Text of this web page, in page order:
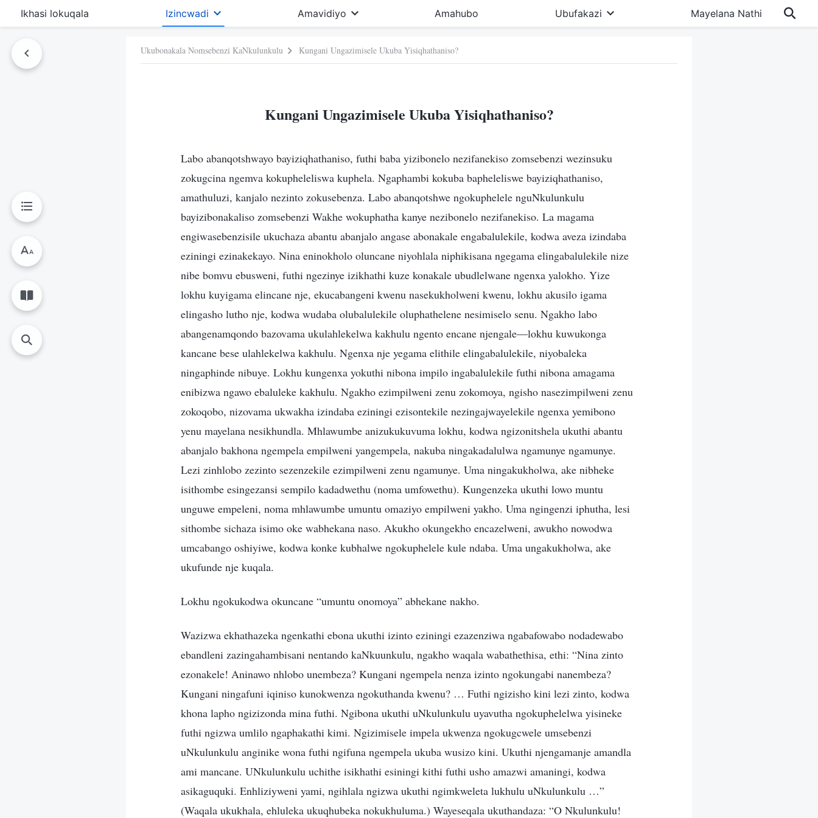
Ikhasi lokuqala Izincwadi Amavidiyo Amahubo Ubufakazi Mayelana Nathi
Ukubonakala Nomsebenzi KaNkulunkulu Kungani Ungazimisele Ukuba Yisiqhathaniso?
Kungani Ungazimisele Ukuba Yisiqhathaniso?
Labo abanqotshwayo bayiziqhathaniso, futhi baba yizibonelo nezifanekiso zomsebenzi wezinsuku
zokugcina ngemva kokupheleliswa kuphela. Ngaphambi kokuba bapheleliswe bayiziqhathaniso,
amathuluzi, kanjalo nezinto zokusebenza. Labo abanqotshwe ngokuphelele nguNkulunkulu
bayizibonakaliso zomsebenzi Wakhe wokuphatha kanye nezibonelo nezifanekiso. La magama
engiwasebenzisile ukuchaza abantu abanjalo angase abonakale engabalulekile, kodwa aveza izindaba
eziningi ezinakekayo. Nina eninokholo oluncane niyohlala niphikisana ngegama elingabalulekile nize
nibe bomvu ebusweni, futhi ngezinye izikhathi kuze konakale ubudlelwane ngenxa yalokho. Yize
lokhu kuyigama elincane nje, ekucabangeni kwenu nasekukholweni kwenu, lokhu akusilo igama
elingasho lutho nje, kodwa wudaba olubalulekile oluphathelene nesimiselo senu. Ngakho labo
abangenamqondo bazovama ukulahlekelwa kakhulu ngento encane njengale—lokhu kuwukonga
kancane bese ulahlekelwa kakhulu. Ngenxa nje yegama elithile elingabalulekile, niyobaleka
ningaphinde nibuye. Lokhu kungenxa yokuthi nibona impilo ingabalulekile futhi nibona amagama
enibizwa ngawo ebaluleke kakhulu. Ngakho ezimpilweni zenu zokomoya, ngisho nasezimpilweni zenu
zokoqobo, nizovama ukwakha izindaba eziningi ezisontekile nezingajwayelekile ngenxa yemibono
yenu mayelana nesikhundla. Mhlawumbe anizukukuvuma lokhu, kodwa ngizonitshela ukuthi abantu
abanjalo bakhona ngempela empilweni yangempela, nakuba ningakadalulwa ngamunye ngamunye.
Lezi zinhlobo zezinto sezenzekile ezimpilweni zenu ngamunye. Uma ningakukholwa, ake nibheke
isithombe esingezansi sempilo kadadwethu (noma umfowethu). Kungenzeka ukuthi lowo muntu
unguwe empeleni, noma mhlawumbe umuntu omaziyo empilweni yakho. Uma ngingenzi iphutha, lesi
sithombe sichaza isimo oke wabhekana naso. Akukho okungekho encazelweni, awukho nowodwa
umcabango oshiyiwe, kodwa konke kubhalwe ngokuphelele kule ndaba. Uma ungakukholwa, ake
ukufunde nje kuqala.
Lokhu ngokukodwa okuncane “umuntu onomoya” abhekane nakho.
Wazizwa ekhathazeka ngenkathi ebona ukuthi izinto eziningi ezazenziwa ngabafowabo nodadewabo
ebandleni zazingahambisani nentando kaNkuunkulu, ngakho waqala wabathethisa, ethi: “Nina zinto
ezonakele! Aninawo nhlobo unembeza? Kungani ngempela nenza izinto ngokungabi nanembeza?
Kungani ningafuni iqiniso kunokwenza ngokuthanda kwenu? … Futhi ngizisho kini lezi zinto, kodwa
khona lapho ngizizonda mina futhi. Ngibona ukuthi uNkulunkulu uyavutha ngokuphelelwa yisineke
futhi ngizwa umlilo ngaphakathi kimi. Ngizimisele impela ukwenza ngokugcwele umsebenzi
uNkulunkulu anginike wona futhi ngifuna ngempela ukuba wusizo kini. Ukuthi njengamanje amandla
ami mancane. UNkulunkulu uchithe isikhathi esiningi kithi futhi usho amazwi amaningi, kodwa
asikaguquki. Enhliziyweni yami, ngihlala ngizwa ukuthi ngimkweleta lukhulu uNkulunkulu …”
(Waqala ukukhala, ehluleka ukuqhubeka nokukhuluma.) Wayeseqala ukuthandaza: “O Nkulunkulu!